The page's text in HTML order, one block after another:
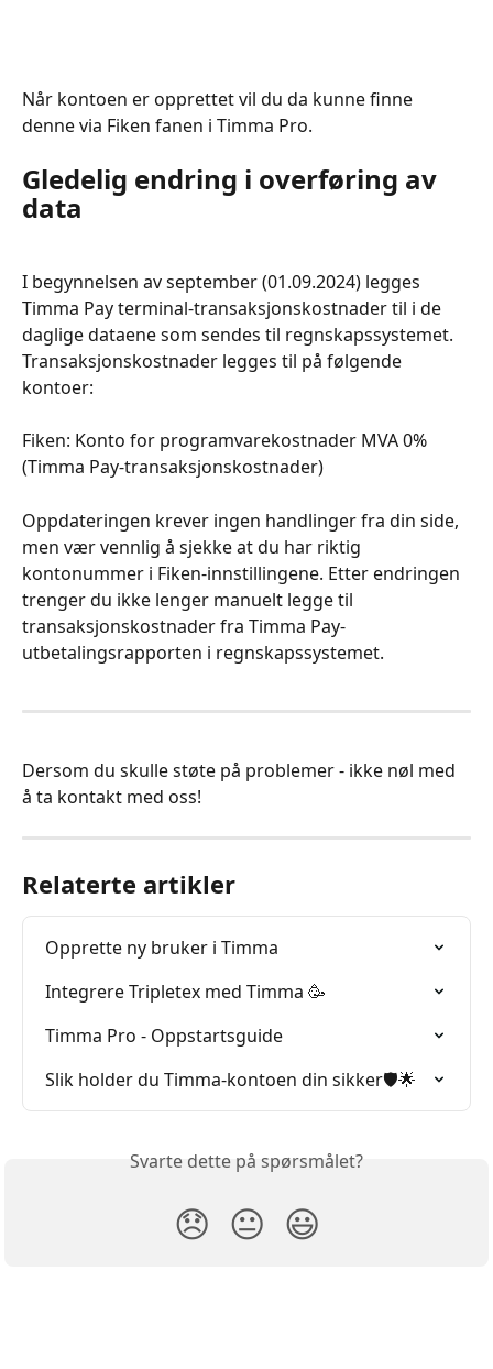
Når kontoen er opprettet vil du da kunne finne
denne via Fiken fanen i Timma Pro.
Gledelig endring i overføring av
data
I begynnelsen av september (01.09.2024) legges
Timma Pay terminal-transaksjonskostnader til i de
daglige dataene som sendes til regnskapssystemet.
Transaksjonskostnader legges til på følgende
kontoer:
Fiken: Konto for programvarekostnader MVA 0%
(Timma Pay-transaksjonskostnader)
Oppdateringen krever ingen handlinger fra din side,
men vær vennlig å sjekke at du har riktig
kontonummer i Fiken-innstillingene. Etter endringen
trenger du ikke lenger manuelt legge til
transaksjonskostnader fra Timma Pay-
utbetalingsrapporten i regnskapssystemet.
Dersom du skulle støte på problemer - ikke nøl med
å ta kontakt med oss!
Relaterte artikler
Opprette ny bruker i Timma
Integrere Tripletex med Timma 🥳
Timma Pro - Oppstartsguide
Slik holder du Timma-kontoen din sikker🛡️🌟
Svarte dette på spørsmålet?
😞 😐 😃